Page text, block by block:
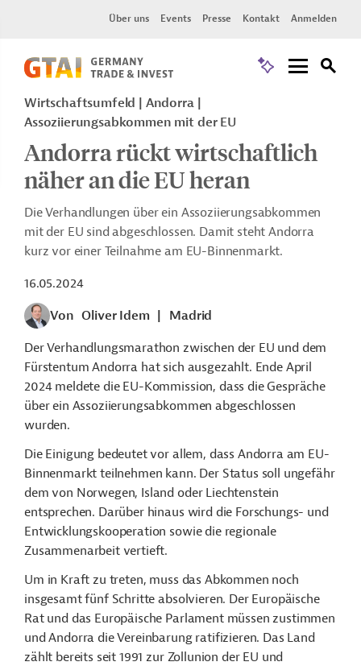
Über uns Events Presse Kontakt Anmelden
Wirtschaftsumfeld | Andorra |
Assoziierungsabkommen mit der EU
Andorra rückt wirtschaftlich
näher an die EU heran
Die Verhandlungen über ein Assoziierungsabkommen
mit der EU sind abgeschlossen. Damit steht Andorra
kurz vor einer Teilnahme am EU-Binnenmarkt.
16.05.2024
Von Oliver Idem
Madrid
Der Verhandlungsmarathon zwischen der EU und dem
Fürstentum Andorra hat sich ausgezahlt. Ende April
2024 meldete die EU-Kommission, dass die Gespräche
über ein Assoziierungsabkommen abgeschlossen
wurden.
Die Einigung bedeutet vor allem, dass Andorra am EU-
Binnenmarkt teilnehmen kann. Der Status soll ungefähr
dem von Norwegen, Island oder Liechtenstein
entsprechen. Darüber hinaus wird die Forschungs- und
Entwicklungskooperation sowie die regionale
Zusammenarbeit vertieft.
Um in Kraft zu treten, muss das Abkommen noch
insgesamt fünf Schritte absolvieren. Der Europäische
Rat und das Europäische Parlament müssen zustimmen
und Andorra die Vereinbarung ratifizieren. Das Land
zählt bereits seit 1991 zur Zollunion der EU und